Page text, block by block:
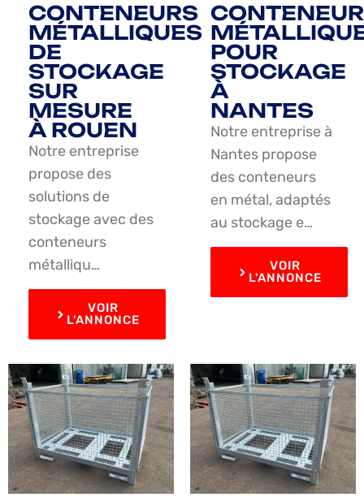
CONTENEURS
MÉTALLIQUES
DE
STOCKAGE
SUR
MESURE
À ROUEN
Notre entreprise
propose des
solutions de
stockage avec des
conteneurs
métalliqu…
VOIR
L'ANNONCE
POUR
STOCKAGE
À
NANTES
Notre entreprise à
Nantes propose
des conteneurs
en métal, adaptés
au stockage e…
VOIR
L'ANNONCE